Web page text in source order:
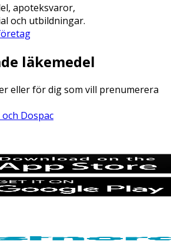
apoteksvaror,
och utbildningar.
läkemedel
eller för dig som vill prenumerera
Dospac